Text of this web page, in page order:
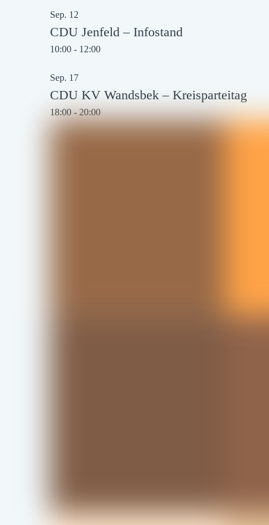
Sep. 12
CDU Jenfeld – Infostand
10:00 - 12:00
Sep. 17
CDU KV Wandsbek – Kreisparteitag
18:00-20:00